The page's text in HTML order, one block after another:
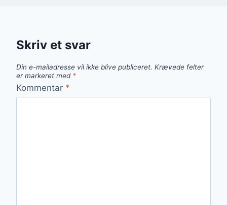
Skriv et svar
Din e-mailadresse vil ikke blive publiceret. Krævede felter
er markeret med *
Kommentar *